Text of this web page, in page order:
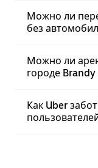
Можно ли
без
Можно ли
городе Brandy
Как Uber